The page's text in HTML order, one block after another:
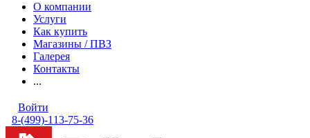
О компании
Услуги
Как купить
Магазины / ПВЗ
Галерея
Контакты
...
Войти
8-(499)-113-75-36